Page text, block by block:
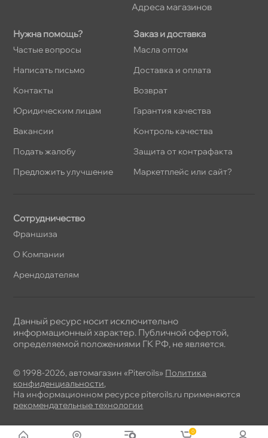
Нужна помощь?
Частые вопросы
Написать письмо
Контакты
Юридическим лицам
акансии
Подать жалобу
Предложить улучшение
Заказ и доставка
Масла оптом
Доставка и оплата
озврат
Гарантия качества
Контроль качества
Защита от контрафакта
Маркетплейс или сайт?
Сотрудничество
Франшиза
О Компании
Арендодателям
Адреса магазино
© 1998-2026, автомагазин «Piteroils» Политика
конфиденциальности,
На информационном ресурсе piteroils.ru применяются
рекомендательные технологии
Данный ресурс носит исключительно
информационный характер. Публичной офертой,
определяемой положениями ГК РФ, не является.
0